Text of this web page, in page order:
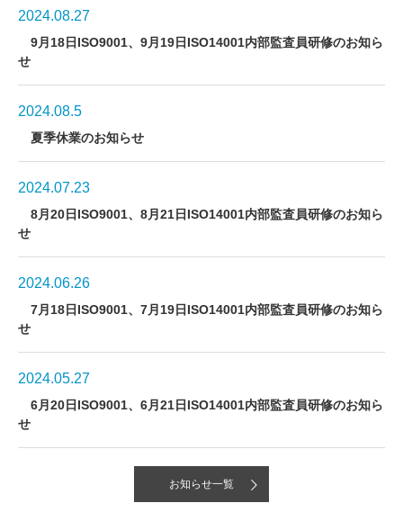
2024.08.27
9月18日ISO9001、9月19日ISO14001内部監査員研修のお知ら
せ
2024.08.5
夏季休業のお知らせ
2024.07.23
8月20日ISO9001、8月21日ISO14001内部監査員研修のお知ら
せ
2024.06.26
7月18日ISO9001、7月19日ISO14001内部監査員研修のお知ら
せ
2024.05.27
6月20日ISO9001、6月21日ISO14001内部監査員研修のお知ら
せ
お知らせ一覧